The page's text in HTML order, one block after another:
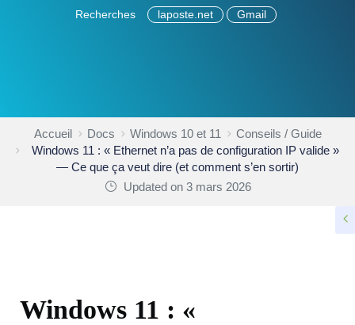
Recherches laposte.net Gmail
Accueil Docs Windows 10 et 11
Conseils / Guide
Windows 11 : « Ethernet n’a pas de configuration IP valide »
— Ce que ça veut dire (et comment s’en sortir)
Updated on 3 mars 2026
Windows 11 : «